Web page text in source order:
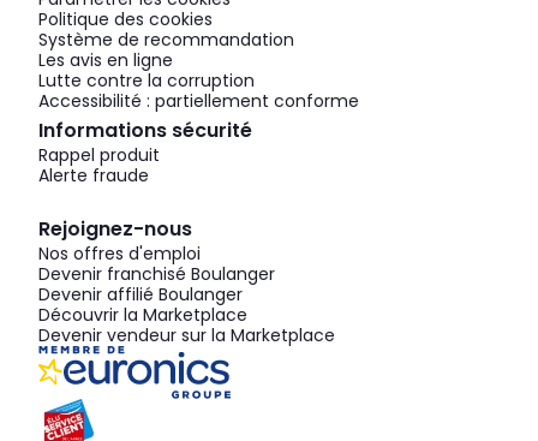
Politique des cookies
Système de recommandation
Les avis en ligne
Lutte contre la corruption
Accessibilité : partiellement conforme
Informations sécurité
Rappel produit
Alerte fraude
Rejoignez-nous
Nos offres d'emploi
Devenir franchisé Boulanger
Devenir affilié Boulanger
Découvrir la Marketplace
Devenir vendeur sur la Marketplace